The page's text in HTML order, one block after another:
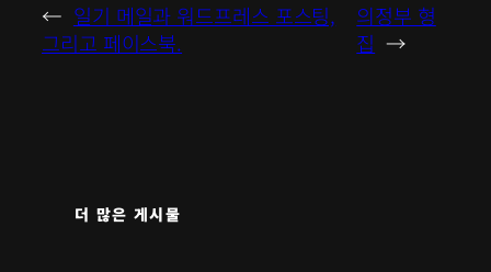
← 일기 메일과 워드프레스 포스팅,
그리고 페이스북.
의정부 형
집 →
더 많은 게시물